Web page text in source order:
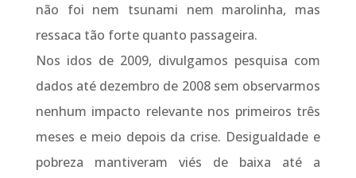
não foi nem tsunami nem marolinha, mas
ressaca tão forte quanto passageira.
Nos idos de 2009, divulgamos pesquisa com
dados até dezembro de 2008 sem observarmos
nenhum impacto relevante nos primeiros três
meses e meio depois da crise. Desigualdade e
pobreza mantiveram viés de baixa até a